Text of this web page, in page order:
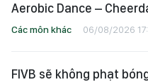
Aerobic Dance –
Các môn khác 06/08/2026
FIVB sẽ không phạt